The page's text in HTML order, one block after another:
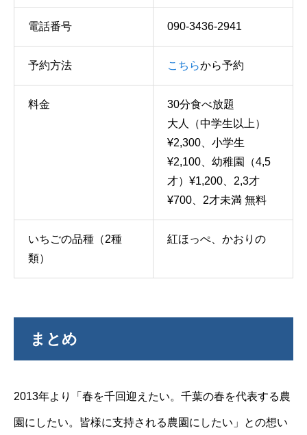
電話番号 090-3436-2941
予約方法 こち らから予約
料金
30分食べ放題
大人（中学生以上）
¥2,300、小学生
¥2,100、幼稚園（4,5
才）¥1,200、2,3才
¥700、2才未満 無料
いちごの品種（2種
類）
紅ほっぺ、かおりの
まとめ
2013年より「春を千回迎えたい。千葉の春を代表する農
園にしたい。皆様に支持される農園にしたい」との想い